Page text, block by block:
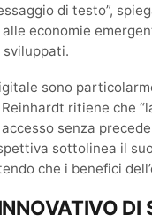
di testo”,
economie
sono
ritiene che
senza
sottolinea il
che i benefici